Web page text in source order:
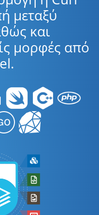
μεταξύ
και
μορφές από